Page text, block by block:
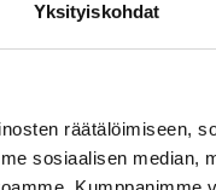
Yksityiskohdat
räätälöimiseen,
sosiaalisen median,